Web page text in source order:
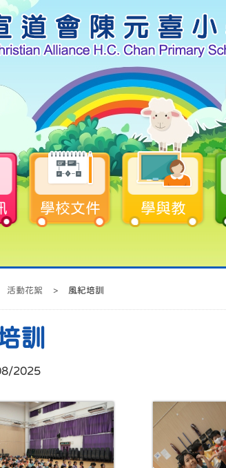
學校文件 學與教
活動花絮 > 風紀培訓
訓
2025